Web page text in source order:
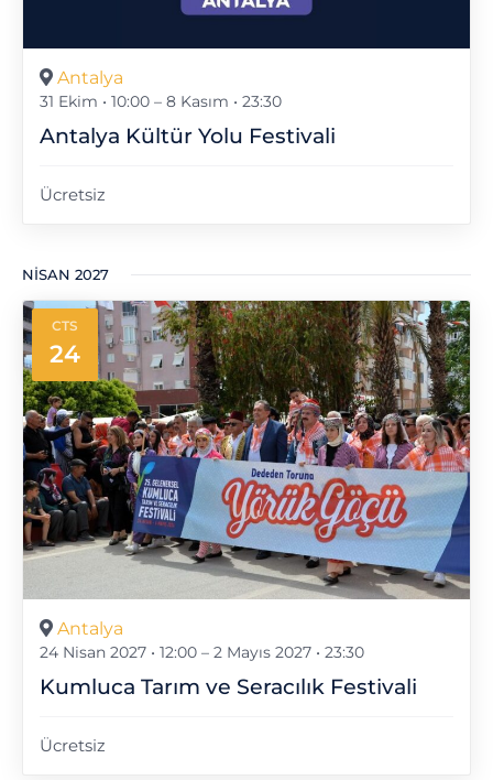
31 Ekim • 10:00 – 8 Kasım • 23:30
Antalya Kültür Yolu Festivali
Antalya
Ücretsiz
NISAN 2027
CTS
24
24 Nisan 2027 • 12:00 – 2 Mayıs 2027 • 23:30
Kumluca Tarım ve Seracılık Festivali
Antalya
Ücretsiz